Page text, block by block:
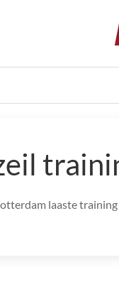
laaste